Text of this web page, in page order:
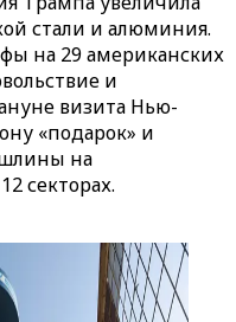
стали и алюминия.
на 29 американских
и
визита Нью-
«подарок» и
на
секторах.